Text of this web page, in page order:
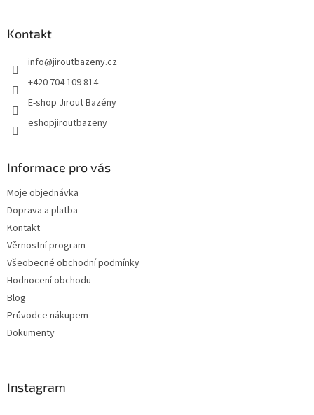
Kontakt
info@jiroutbazeny.cz
+420 704 109 814
E-shop Jirout Bazény
eshopjiroutbazeny
Informace pro vás
Moje objednávka
Doprava a platba
Kontakt
Věrnostní program
Všeobecné obchodní podmínky
Hodnocení obchodu
Blog
Průvodce nákupem
Dokumenty
Instagram